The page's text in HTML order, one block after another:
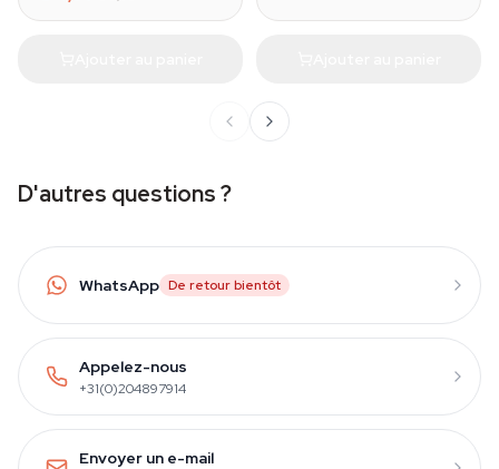
D'autres questions ?
WhatsApp De retour bientôt
Appelez-nous
+31(0)204897914
Envoyer un e-mail